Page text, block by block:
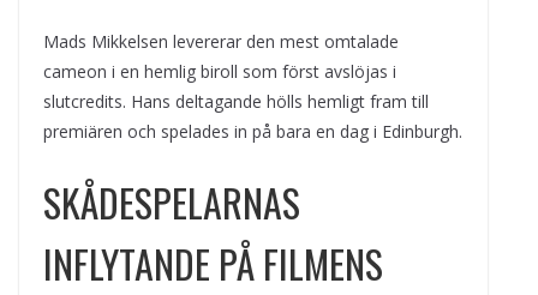
Mads Mikkelsen levererar den mest omtalade
cameon i en hemlig biroll som först avslöjas i
slutcredits. Hans deltagande hölls hemligt fram till
premiären och spelades in på bara en dag i Edinburgh.
SKÅDESPELARNAS
INFLYTANDE PÅ FILMENS